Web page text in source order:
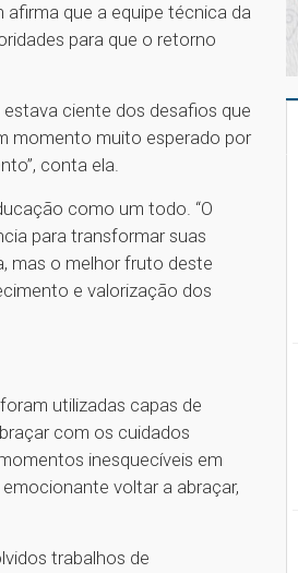
afirma que a equipe técnica da
para que o retorno
estava ciente dos desafios que
momento muito esperado por
conta ela.
como um todo. “O
para transformar suas
mas o melhor fruto deste
e valorização dos
utilizadas capas de
com os cuidados
inesquecíveis em
voltar a abraçar,
trabalhos de